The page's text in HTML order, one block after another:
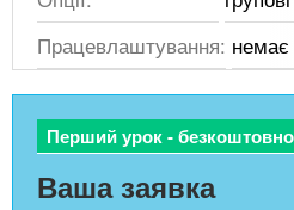
Працевлаштування: немає
Перший урок - безкоштовно
Ваша заявка